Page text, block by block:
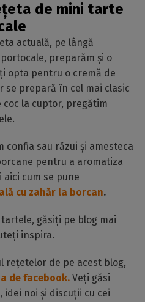
de mini tarte
actuală, pe lângă
portocale, preparăm și o
opta pentru o cremă de
se prepară în cel mai clasic
coc la cuptor, pregătim
confia sau răzui și amesteca
pentru a aromatiza
cum se pune
cu zahăr la borcan.
găsiți pe blog mai
inspira.
rețetelor de pe acest blog,
de facebook. Veți găsi
noi și discuții cu cei